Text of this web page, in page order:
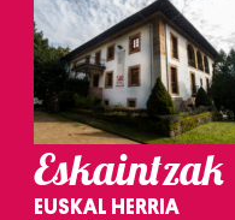
Eskaintzak
EUSKAL HERRIA